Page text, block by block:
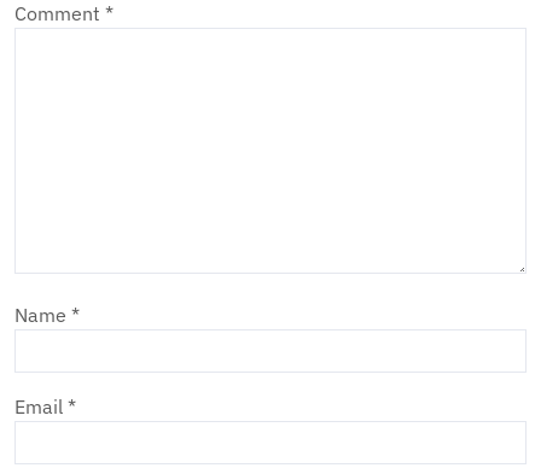
Comment *
Name *
Email *